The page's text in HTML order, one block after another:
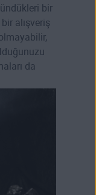
bir
alışveriş
da